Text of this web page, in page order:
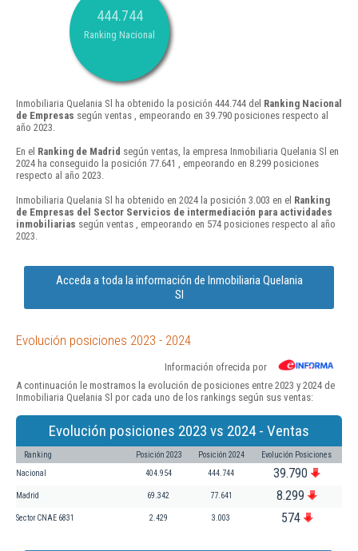
444.744
Ranking Nacional
Inmobiliaria Quelania Sl ha obtenido la posición 444.744 del Ranking Nacional
de Empresas según ventas , empeorando en 39.790 posiciones respecto al
año 2023.
En el Ranking de Madrid según ventas, la empresa Inmobiliaria Quelania Sl en
2024 ha conseguido la posición 77.641 , empeorando en 8.299 posiciones
respecto al año 2023.
Inmobiliaria Quelania Sl ha obtenido en 2024 la posición 3.003 en el Ranking
de Empresas del Sector Servicios de intermediación para actividades
inmobiliarias según ventas , empeorando en 574 posiciones respecto al año
2023.
Acceda a toda la información de Inmobiliaria Quelania
Sl
Evolución posiciones 2023 - 2024
Información ofrecida por
A continuación le mostramos la evolución de posiciones entre 2023 y 2024 de
Inmobiliaria Quelania Sl por cada uno de los rankings según sus ventas:
Evolución posiciones 2023 vs 2024 - Ventas
Ranking Posición 2023 Posición 2024 Evolución Posiciones
Nacional 404.954 444.744 39.790
Madrid 69.342 77.641 8.299
Sector CNAE 6831 2.429 3.003 574